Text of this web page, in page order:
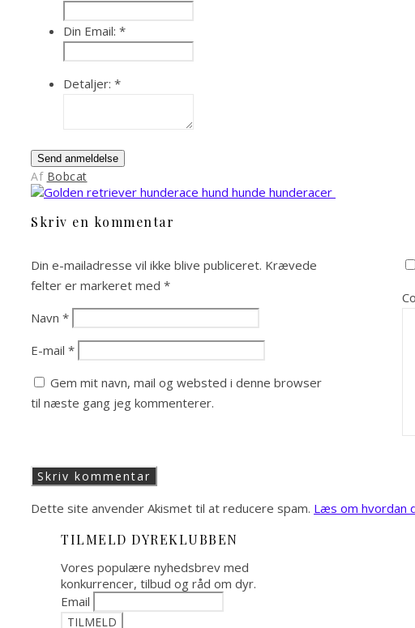
Din Email: *
Detaljer: *
Send anmeldelse
Af Bobcat
Skriv en kommentar
Din e-mailadresse vil ikke blive publiceret. Krævede
felter er markeret med *
Navn *
E-mail *
Gem mit navn, mail og websted i denne browser
til næste gang jeg kommenterer.
Dette site anvender Akismet til at reducere spam. Læs om hvordan
TILMELD DYREKLUBBEN
Vores populære nyhedsbrev med
konkurrencer, tilbud og råd om dyr.
Email